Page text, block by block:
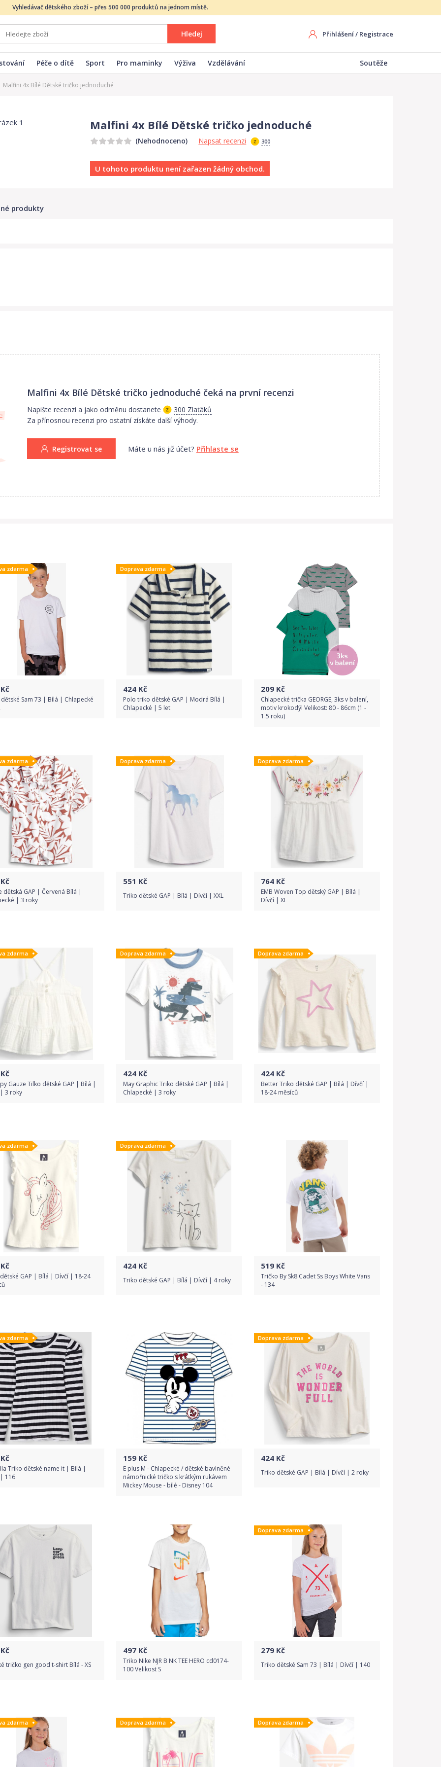
Vyhledávač dětského zboží – přes 500 000 produktů na jednom místě.
Hledej Přihlášení/ Registrace
Péče o dítě Sport Pro maminky Výživa Vzdělávání Soutěže
Malfini 4x Bílé Dětské tričko jednoduché
Malfini 4x Bílé Dětské tričko jednoduché
(Nehodnoceno) Napsat recenzi 300
U tohoto produktu není zařazen žádný obchod.
produkty
Malfini 4x Bílé Dětské tričko jednoduché čeká na první recenzi
Napište recenzi a jako odměnu dostanete
300 Zlaťáků
Za přínosnou recenzi pro ostatní získáte další výhody.
Registrovat se Máte u nás již účet? Přihlaste se
zdarma
Sam 73 | Bílá | Chlapecké
Detail produktu
Doprava zdarma
424 Kč
Polo triko dětské GAP | Modrá Bílá |
Chlapecké | 5 let
Detail produktu
209 Kč
Chlapecké trička GEORGE, 3ks v balení,
motiv krokodýl Velikost: 80 - 86cm (1 -
1.5 roku)
Detail produktu
zdarma
dětská GAP | Červená Bílá |
| 3 roky
Detail produktu
Doprava zdarma
551 Kč
Triko dětské GAP | Bílá | Dívčí | XXL
Detail produktu
Doprava zdarma
764 Kč
EMB Woven Top dětský GAP | Bílá |
Dívčí | XL
Detail produktu
zdarma
Gauze Tilko dětské GAP | Bílá |
3 roky
Detail produktu
Doprava zdarma
424 Kč
May Graphic Triko dětské GAP | Bílá |
Chlapecké | 3 roky
Detail produktu
Doprava zdarma
424 Kč
Better Triko dětské GAP | Bílá | Dívčí |
18-24 měsíců
Detail produktu
zdarma
GAP | Bílá | Dívčí | 18-24
Detail produktu
Doprava zdarma
424 Kč
Triko dětské GAP | Bílá | Dívčí | 4 roky
Detail produktu
519 Kč
Tričko By Sk8 Cadet Ss Boys White Vans
- 134
Detail produktu
zdarma
Triko dětské name it | Bílá |
116
Detail produktu
159 Kč
E plus M - Chlapecké / dětské bavlněné
námořnické tričko s krátkým rukávem
Mickey Mouse - bílé - Disney 104
Detail produktu
Doprava zdarma
424 Kč
Triko dětské GAP | Bílá | Dívčí | 2 roky
Detail produktu
tričko gen good t-shirt Bílá - XS
Detail produktu
497 Kč
Triko Nike NJR B NK TEE HERO cd0174-
100 Velikost S
Detail produktu
Doprava zdarma
279 Kč
Triko dětské Sam 73 | Bílá | Dívčí | 140
Detail produktu
zdarma Doprava zdarma Doprava zdarma